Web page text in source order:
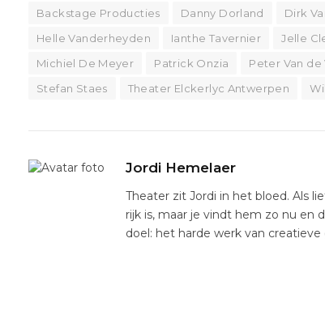
Backstage Producties Danny Dorland Dirk
Helle Vanderheyden
Ianthe Tavernier Jelle
Michiel De Meyer
Patrick Onzia Peter Van de
Stefan Staes
Theater Elckerlyc Antwerpen
Jordi Hemelaer
Theater zit Jordi in het bloed. Als
rijk is, maar je vindt hem zo nu en
doel: het harde werk van